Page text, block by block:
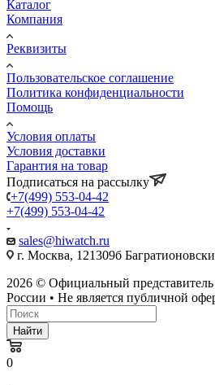
Каталог
Компания
Реквизиты
Пользовательское соглашение
Политика конфиденциальности
Помощь
Условия оплаты
Условия доставки
Гарантия на товар
Подписаться на рассылку
+7(499) 553-04-42
+7(499) 553-04-42
sales@hiwatch.ru
г. Москва, 121309б
2026 © Официальный
России • Не является публичной
Найти
0